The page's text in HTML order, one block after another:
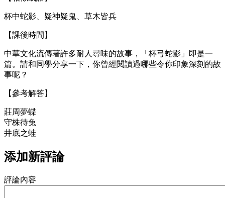
杯中蛇影、疑神疑鬼、草木皆兵
【課後時間】
中華文化流傳著許多耐人尋味的故事，「杯弓蛇影」即是一
篇。請和同學分享一下，你曾經閱讀過哪些令你印象深刻的故
事呢？
【參考解答】
莊周夢蝶
守株待兔
井底之蛙
添加新評論
評論內容